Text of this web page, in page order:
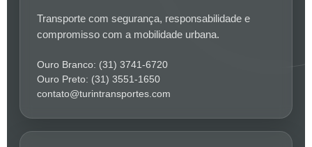
Transporte com segurança, responsabilidade e
compromisso com a mobilidade urbana.
Ouro Branco: (31) 3741-6720
Ouro Preto: (31) 3551-1650
contato@turintransportes.com